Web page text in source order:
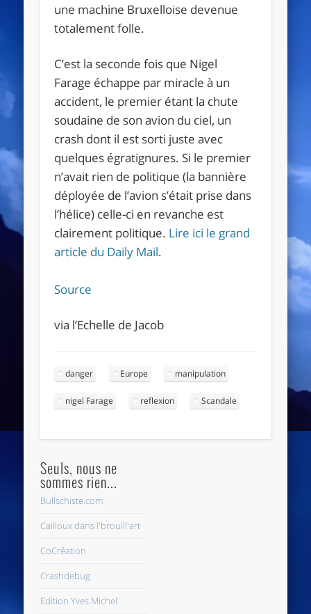
une machine Bruxelloise devenue
totalement folle.
C’est la seconde fois que Nigel
Farage échappe par miracle à un
accident, le premier étant la chute
soudaine de son avion du ciel, un
crash dont il est sorti juste avec
quelques égratignures. Si le premier
n’avait rien de politique (la bannière
déployée de l’avion s’était prise dans
l’hélice) celle-ci en revanche est
clairement politique. Lire ici le grand
article du Daily Mail.
Source
via l’Echelle de Jacob
danger Europe manipulation
nigel Farage reflexion Scandale
Seuls, nous ne
sommes rien...
Bullschiste.com
Cailloux dans l'brouill'art
CoCréation
Crashdebug
Edition Yves Michel